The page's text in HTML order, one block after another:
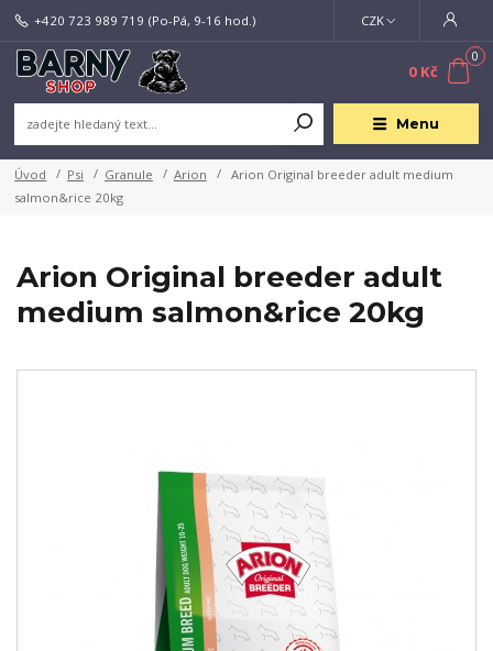
Menu
CZK
+420 723 989 719 (Po-Pá, 9-16 hod.)
0
0 Kč
Úvod Psi Granule Arion
Arion Original breeder adult medium
salmon&rice 20kg
Arion Original breeder adult
medium salmon&rice 20kg